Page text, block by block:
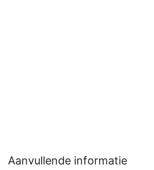
Aanvullende informatie